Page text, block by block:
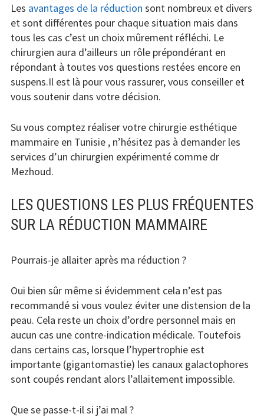
Les avantages de la réduction sont nombreux et divers
et sont différentes pour chaque situation mais dans
tous les cas c’est un choix mûrement réfléchi. Le
chirurgien aura d’ailleurs un rôle prépondérant en
répondant à toutes vos questions restées encore en
suspens.Il est là pour vous rassurer, vous conseiller et
vous soutenir dans votre décision.
Su vous comptez réaliser votre chirurgie esthétique
mammaire en Tunisie , n’hésitez pas à demander les
services d’un chirurgien expérimenté comme dr
Mezhoud.
LES QUESTIONS LES PLUS FRÉQUENTES
SUR LA RÉDUCTION MAMMAIRE
Pourrais-je allaiter après ma réduction ?
Oui bien sûr même si évidemment cela n’est pas
recommandé si vous voulez éviter une distension de la
peau. Cela reste un choix d’ordre personnel mais en
aucun cas une contre-indication médicale. Toutefois
dans certains cas, lorsque l’hypertrophie est
importante (gigantomastie) les canaux galactophores
sont coupés rendant alors l’allaitement impossible.
Que se passe-t-il si j’ai mal ?